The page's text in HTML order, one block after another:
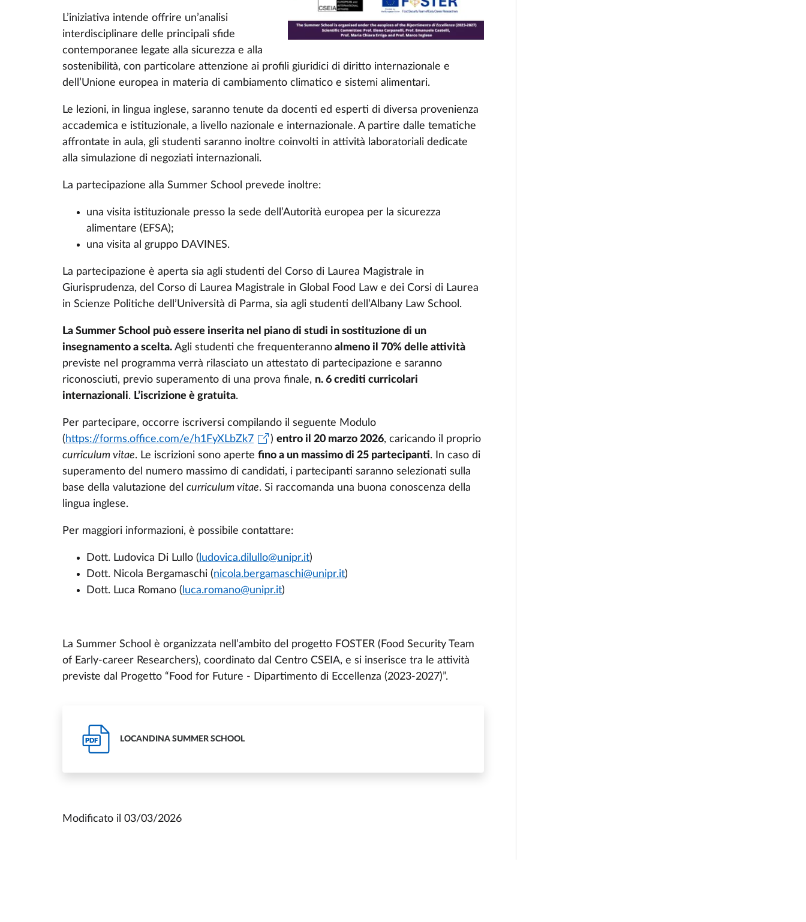
L’iniziativa intende offrire un’analisi
interdisciplinare delle principali sfide
contemporanee legate alla sicurezza e alla
sostenibilità, con particolare attenzione ai profili giuridici di diritto internazionale e
dell’Unione europea in materia di cambiamento climatico e sistemi alimentari.
Le lezioni, in lingua inglese, saranno tenute da docenti ed esperti di diversa provenienza
accademica e istituzionale, a livello nazionale e internazionale. A partire dalle tematiche
affrontate in aula, gli studenti saranno inoltre coinvolti in attività laboratoriali dedicate
alla simulazione di negoziati internazionali.
La partecipazione alla Summer School prevede inoltre:
una visita istituzionale presso la sede dell’Autorità europea per la sicurezza
alimentare (EFSA);
una visita al gruppo DAVINES.
La partecipazione è aperta sia agli studenti del Corso di Laurea Magistrale in
Giurisprudenza, del Corso di Laurea Magistrale in Global Food Law e dei Corsi di Laurea
in Scienze Politiche dell’Università di Parma, sia agli studenti dell’Albany Law School.
La Summer School può essere inserita nel piano di studi in sostituzione di un
insegnamento a scelta. Agli studenti che frequenteranno almeno il 70% delle attività
previste nel programma verrà rilasciato un attestato di partecipazione e saranno
riconosciuti, previo superamento di una prova finale, n. 6 crediti curricolari
internazionali. L’iscrizione è gratuita.
Per partecipare, occorre iscriversi compilando il seguente Modulo
(https://forms.office.com/e/h1FyXLbZk7 ) entro il 20 marzo 2026, caricando il proprio
curriculum vitae. Le iscrizioni sono apertefino a un massimo di 25 partecipanti. In caso di
superamento del numero massimo di candidati, i partecipanti saranno selezionati sulla
base della valutazione delcurriculum vitae. Si raccomanda una buona conoscenza della
lingua inglese.
Per maggiori informazioni, è possibile contattare:
Dott. Ludovica Di Lullo ( ludovica.dilullo@unipr.it)
Dott. Nicola Bergamaschi (nicola.bergamaschi@unipr.it)
Dott. Luca Romano ( luca.romano@unipr.it)
La Summer School è organizzata nell’ambito del progetto FOSTER (Food Security Team
of Early-career Researchers), coordinato dal Centro CSEIA, e si inserisce tra le attività
previste dal Progetto “Food for Future - Dipartimento di Eccellenza (2023-2027)”.
PDF LOCANDINA SUMMER SCHOOL
Modificato il03/03/2026